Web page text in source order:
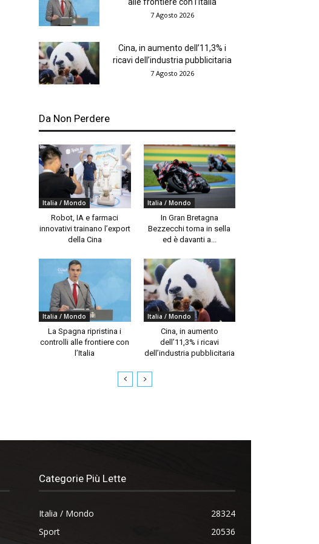
alle frontiere con l’Italia
7 Agosto 2026
Cina, in aumento dell’11,3% i
ricavi dell’industria pubblicitaria
7 Agosto 2026
Da Non Perdere
Italia / Mondo
Robot, IA e farmaci
innovativi trainano l’export
della Cina
Italia / Mondo
In Gran Bretagna
Bezzecchi torna in sella
ed è davanti a...
Italia / Mondo
La Spagna ripristina i
controlli alle frontiere con
l’Italia
Italia / Mondo
Cina, in aumento
dell’11,3% i ricavi
dell’industria pubblicitaria
Categorie Più Lette
Italia / Mondo
28324
Sport
20536